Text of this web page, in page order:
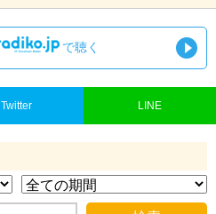
で聴く
Twitter LINE